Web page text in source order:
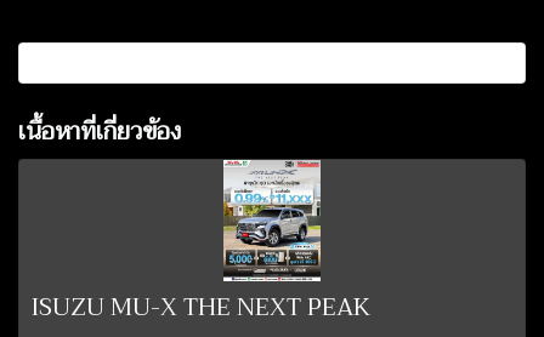
เนื้อหาที่เกี่ยวข้อง
ISUZU MU-X THE NEXT PEAK